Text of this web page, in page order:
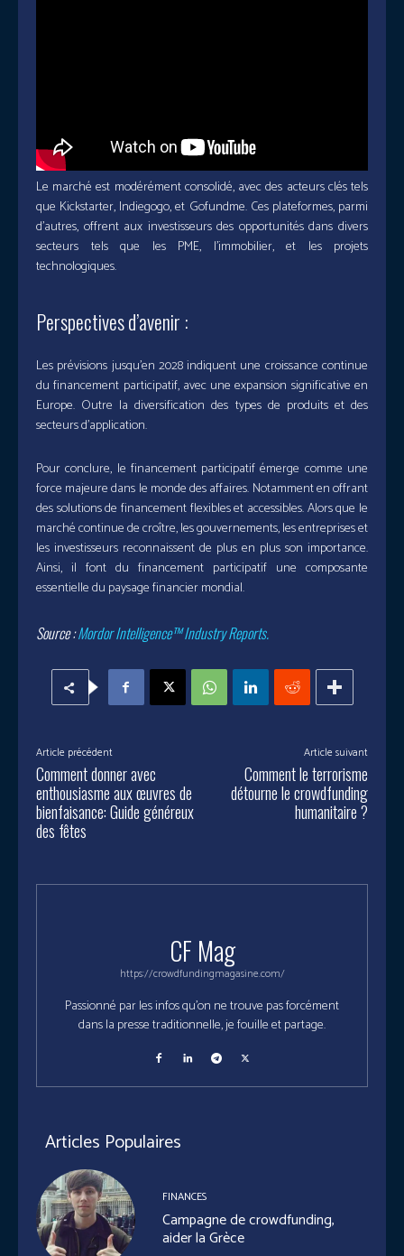
Le marché est modérément consolidé, avec des acteurs clés tels
que Kickstarter, Indiegogo, et Gofundme. Ces plateformes, parmi
d’autres, offrent aux investisseurs des opportunités dans divers
secteurs tels que les PME, l’immobilier, et les projets
technologiques.
Perspectives d’avenir :
Les prévisions jusqu’en 2028 indiquent une croissance continue
du financement participatif, avec une expansion significative en
Europe. Outre la diversification des types de produits et des
secteurs d’application.
Pour conclure, le financement participatif émerge comme une
force majeure dans le monde des affaires. Notamment en offrant
des solutions de financement flexibles et accessibles. Alors que le
marché continue de croître, les gouvernements, les entreprises et
les investisseurs reconnaissent de plus en plus son importance.
Ainsi, il font du financement participatif une composante
essentielle du paysage financier mondial.
Source :Mordor Intelligence™ Industry Reports.
Article précédent
Comment donner avec
enthousiasme aux œuvres de
bienfaisance: Guide généreux
des fêtes
Article suivant
Comment le terrorisme
détourne le crowdfunding
humanitaire ?
CF Mag
https://crowdfundingmagasine.com/
Passionné par les infos qu'on ne trouve pas forcément
dans la presse traditionnelle, je fouille et partage.
Articles Populaires
FINANCES
Campagne de crowdfunding,
aider la Grèce